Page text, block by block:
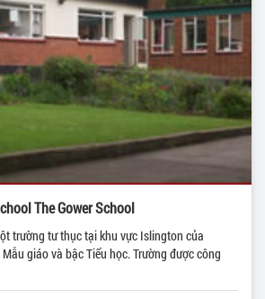
The Gower School
trường tư thục tại khu vực Islington của
giáo và bậc Tiểu học. Trường được công